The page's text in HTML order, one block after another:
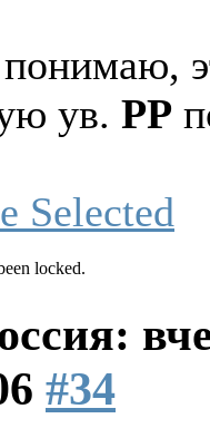
ув. РР
locked.
#34